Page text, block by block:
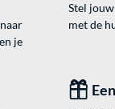
je
Stel
met de